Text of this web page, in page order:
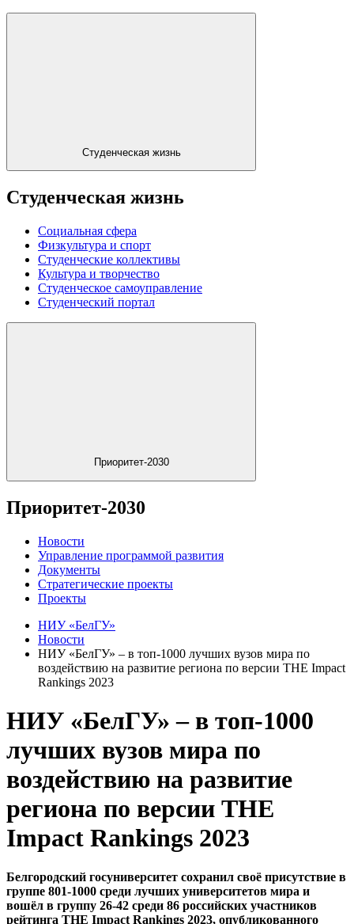
Студенческая жизнь
Студенческая жизнь
Социальная сфера
Физкультура и спорт
Студенческие коллективы
Культура и творчество
Студенческое самоуправление
Студенческий портал
Приоритет-2030
Приоритет-2030
Новости
Управление программой развития
Документы
Стратегические проекты
Проекты
НИУ «БелГУ»
Новости
НИУ «БелГУ» – в топ-1000 лучших вузов мира по
воздействию на развитие региона по версии THE Impact
Rankings 2023
НИУ «БелГУ» – в топ-1000
лучших вузов мира по
воздействию на развитие
региона по версии THE
Impact Rankings 2023
Белгородский госуниверситет сохранил своё присутствие в
группе 801-1000 среди лучших университетов мира и
вошёл в группу 26-42 среди 86 российских участников
рейтинга THE Impact Rankings 2023, опубликованного